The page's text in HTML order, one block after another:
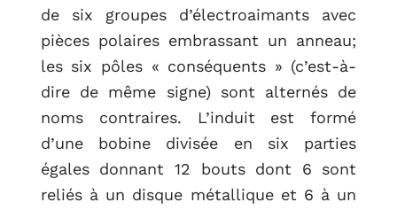
de six groupes d’électroaimants avec
pièces polaires embrassant un anneau;
les six pôles « conséquents » (c’est-à-
dire de même signe) sont alternés de
noms contraires. L’induit est formé
d’une bobine divisée en six parties
égales donnant 12 bouts dont 6 sont
reliés à un disque métallique et 6 à un